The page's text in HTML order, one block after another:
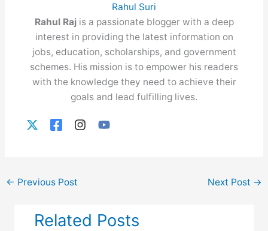
Rahul Suri
Rahul Raj is a passionate blogger with a deep
interest in providing the latest information on
jobs, education, scholarships, and government
schemes. His mission is to empower his readers
with the knowledge they need to achieve their
goals and lead fulfilling lives.
← Previous Post Next Post →
Related Posts